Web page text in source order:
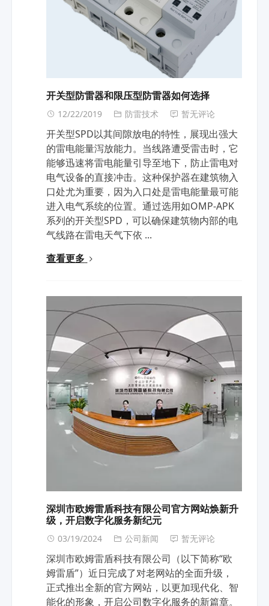
开关型防雷器和限压型防雷器如何选择
12/22/2019 防雷技术 暂无评论
开关型SPD以其间隙放电的特性，展现出强大
的雷电能量泻放能力。当线路遭受雷击时，它
能够迅速将雷电能量引导至地下，防止雷电对
电气设备的直接冲击。这种保护器在建筑物入
口处尤为重要，因为入口处是雷电能量最可能
进入电气系统的位置。通过选用如OMP-APK
系列的开关型SPD，可以确保建筑物内部的电
气线路在雷电天气下依 ...
查看更多
深圳市欧姆雷盾科技有限公司官方网站焕新升
级，开启数字化服务新纪元
03/19/2024 公司新闻 暂无评论
深圳市欧姆雷盾科技有限公司（以下简称“欧
姆雷盾”）近日完成了对老网站的全面升级，
正式推出全新的官方网站，以更加现代化、智
能化的形象，开启公司数字化服务的新篇章。